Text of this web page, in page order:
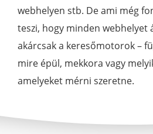
webhelyen stb. De ami még
teszi, hogy minden webhelyet
akárcsak a keresőmotorok –
mire épül, mekkora vagy
amelyeket mérni szeretne.